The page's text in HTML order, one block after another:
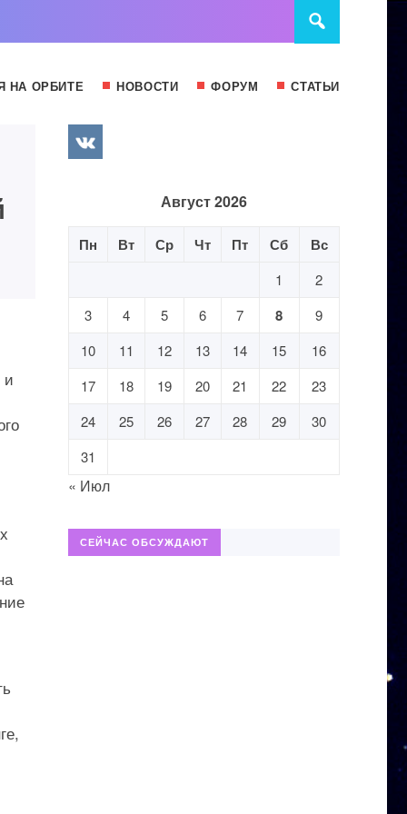
НА ОРБИТЕ НОВОСТИ ФОРУМ СТАТЬИ
и
Август 2026
Пн Вт Ср Чт Пт Сб Вс
1
2
3
4 5 6 7 8
9
10
11 12 13 14 15
16
17
18 19 20 21 22
23
24
25 26 27 28 29
30
31
« Июл
СЕЙЧАС ОБСУЖДАЮТ